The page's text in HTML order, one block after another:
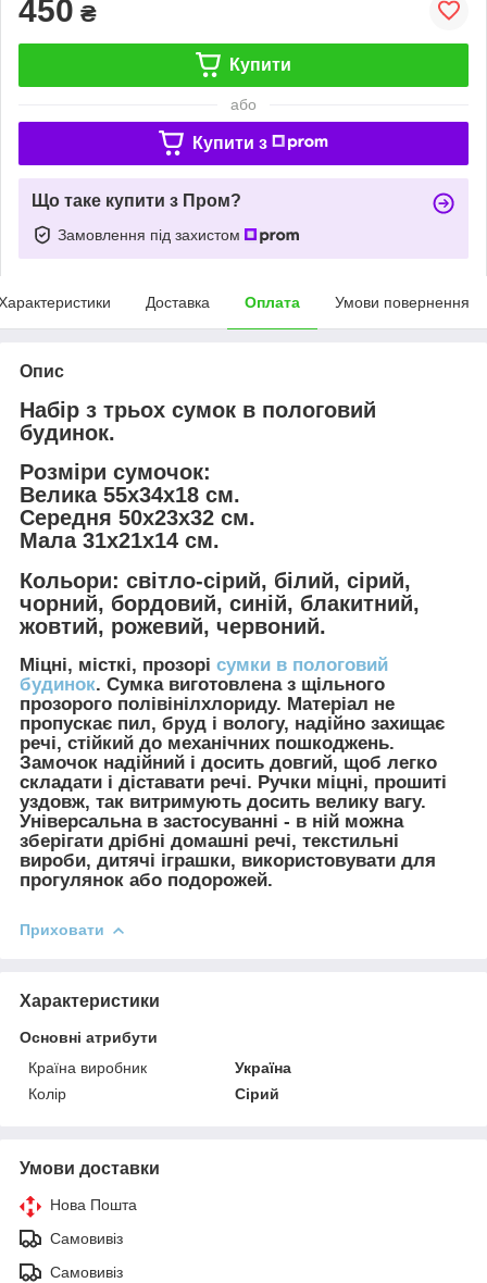
450 ₴
Купити
або
Купити з
Що таке купити з Пром?
Замовлення під захистом
Доставка Оплата Умови повернення
Опис
Набір з трьох сумок в пологовий
будинок.
Розміри сумочок:
Велика 55х34х18 см.
Середня 50х23х32 см.
Мала 31х21х14 см.
Кольори: світло-сірий, білий, сірий,
чорний, бордовий, синій, блакитний,
жовтий, рожевий, червоний.
Міцні, місткі, прозорі сумки в пологовий
будинок. Сумка виготовлена з щільного
прозорого полівінілхлориду. Матеріал не
пропускає пил, бруд і вологу, надійно захищає
речі, стійкий до механічних пошкоджень.
Замочок надійний і досить довгий, щоб легко
складати і діставати речі. Ручки міцні, прошиті
уздовж, так витримують досить велику вагу.
Універсальна в застосуванні - в ній можна
зберігати дрібні домашні речі, текстильні
вироби, дитячі іграшки, використовувати для
прогулянок або подорожей.
Приховати
Характеристики
Основні атрибути
Країна виробник
Україна
Колір
Сірий
Умови доставки
Нова Пошта
Самовивіз
Самовивіз